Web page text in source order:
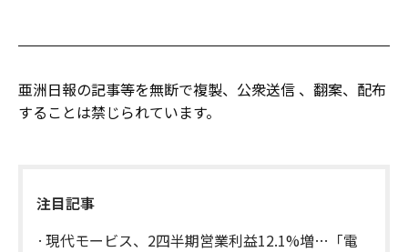
亜洲日報の記事等を無断で複製、公衆送信 、翻案、配布
することは禁じられています。
注目記事
現代モービス、2四半期営業利益12.1%増…「電